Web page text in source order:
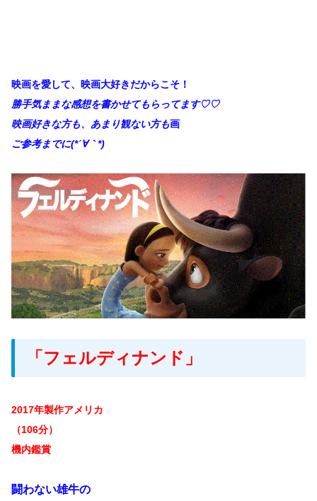
映画を愛して、映画大好きだからこそ！
勝手気ままな感想を書かせてもらってます♡♡
映画好きな方も、あまり観ない方も画
ご参考までに(*´∀｀*)
「フェルディナンド」
2017年製作アメリカ
（106分）
機内鑑賞
闘わない雄牛の